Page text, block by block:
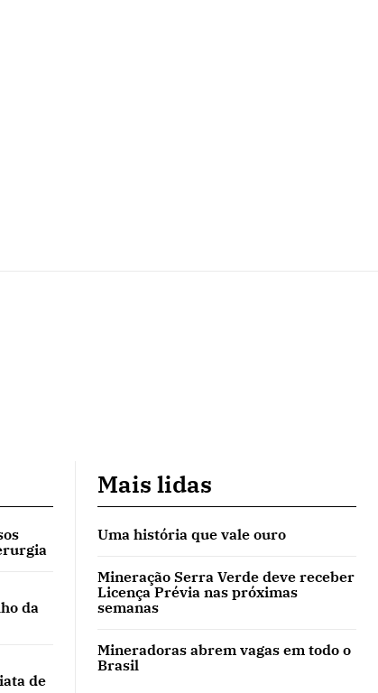
da
de
Mais lidas
Uma história que vale ouro
Mineração Serra Verde deve receber
Licença Prévia nas próximas
semanas
Mineradoras abrem vagas em todo o
Brasil